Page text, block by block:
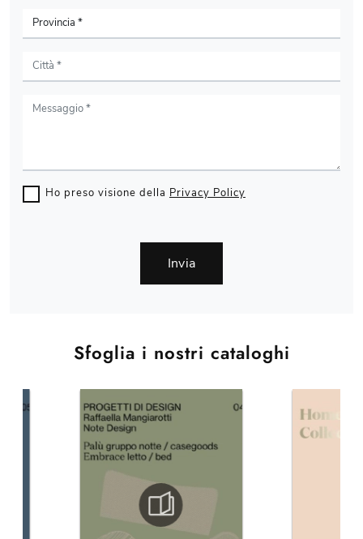
Sfoglia i nostri cataloghi
Ho preso visione della Privacy Policy
Invia